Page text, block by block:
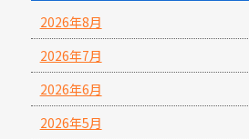
2026年8月
2026年7月
2026年6月
2026年5月